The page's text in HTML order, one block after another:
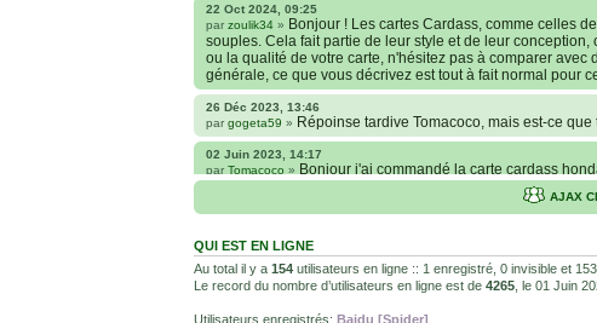
22 Oct 2024, 09:25
par zoulik34 » Bonjour ! Les cartes Cardass, comme celles
souples. Cela fait partie de leur style et de leur
ou la qualité de votre carte, n'hésitez pas à comparer
générale, ce que vous décrivez est tout à fait normal pour
26 Déc 2023, 13:46
par gogeta59 » Répoinse tardive Tomacoco, mais est-ce
02 Juin 2023, 14:17
par Tomacoco » Bonjour j'ai commandé la carte cardass
carte sont censées être comme je la décrit ?
24 Oct 2022, 13:37
voulais savoir si les sites Kaionation, Fanatic anime store
internet et je sais qu’il y a énormément de sites
parLuuTrongTien»backside
AJAX
QUI EST EN LIGNE
Au total il y a 154 utilisateurs en ligne :: 1 enregistré, 0 invisible et
Le record du nombre d’utilisateurs en ligne est de 4265 , le 01 Juin
Utilisateurs enregistrés: Baidu [Spider]